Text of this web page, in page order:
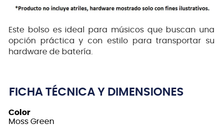
Este bolso es ideal para músicos que buscan una
opción práctica y con estilo para transportar su
hardware de batería.
FICHA TÉCNICA Y DIMENSIONES
Color
Moss Green